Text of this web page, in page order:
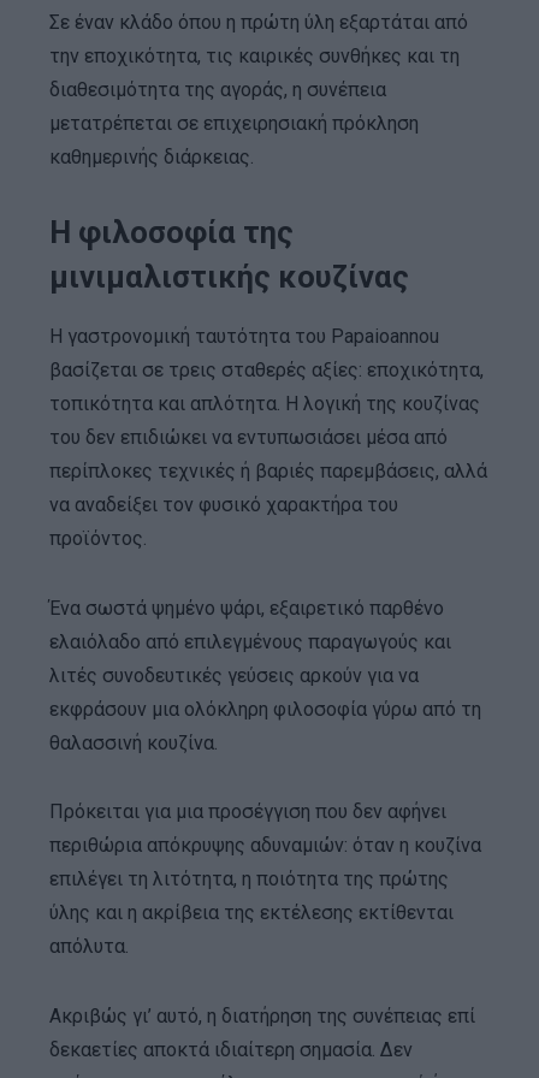
Σε έναν κλάδο όπου η πρώτη ύλη εξαρτάται από
την εποχικότητα, τις καιρικές συνθήκες και τη
διαθεσιμότητα της αγοράς, η συνέπεια
μετατρέπεται σε επιχειρησιακή πρόκληση
καθημερινής διάρκειας.
Η φιλοσοφία της
μινιμαλιστικής κουζίνας
Η γαστρονομική ταυτότητα του Papaioannou
βασίζεται σε τρεις σταθερές αξίες: εποχικότητα,
τοπικότητα και απλότητα. Η λογική της κουζίνας
του δεν επιδιώκει να εντυπωσιάσει μέσα από
περίπλοκες τεχνικές ή βαριές παρεμβάσεις, αλλά
να αναδείξει τον φυσικό χαρακτήρα του
προϊόντος.
Ένα σωστά ψημένο ψάρι, εξαιρετικό παρθένο
ελαιόλαδο από επιλεγμένους παραγωγούς και
λιτές συνοδευτικές γεύσεις αρκούν για να
εκφράσουν μια ολόκληρη φιλοσοφία γύρω από τη
θαλασσινή κουζίνα.
Πρόκειται για μια προσέγγιση που δεν αφήνει
περιθώρια απόκρυψης αδυναμιών: όταν η κουζίνα
επιλέγει τη λιτότητα, η ποιότητα της πρώτης
ύλης και η ακρίβεια της εκτέλεσης εκτίθενται
απόλυτα.
Ακριβώς γι’ αυτό, η διατήρηση της συνέπειας επί
δεκαετίες αποκτά ιδιαίτερη σημασία. Δεν